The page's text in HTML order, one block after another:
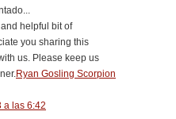
helpful bit of
you sharing this
us. Please keep us
Ryan Gosling Scorpion
a las 6:42